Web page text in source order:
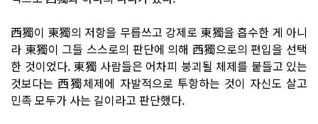
西獨이 東獨의 저항을 무릅쓰고 강제로 東獨을 흡수한 게 아니
라 東獨이 그들 스스로의 판단에 의해 西獨으로의 편입을 선택
한 것이었다. 東獨 사람들은 어차피 붕괴될 체제를 붙들고 있는
것보다는 西獨체제에 자발적으로 투항하는 것이 자신도 살고
민족 모두가 사는 길이라고 판단했다.